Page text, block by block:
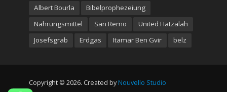
Albert Bourla
Bibelprophezeiung
Nahrungsmittel
San Remo
United Hatzalah
Josefsgrab
Erdgas Itamar Ben Gvir belz
Copyright © 2026. Created by Nouvello Studio